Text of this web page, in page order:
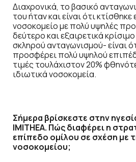
Διαχρονικά, το βασικό
του ήταν και είναι ότι κτίσθηκε
νοσοκομείο με πολύ υψηλές
δεύτερο και εξαιρετικά
σκληρού ανταγωνισμού- είναι
προσφέρει πολύ υψηλού
τιμές τουλάχιστον 20%
ιδιωτικά νοσοκομεία.
Σήμερα βρίσκεστε στην
IMITHEA. Πώς διαφέρει η
επίπεδο ομίλου σε σχέση με
νοσοκομείου;